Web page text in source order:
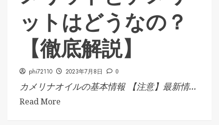
ットはどうなの？
【徹底解説】
phi72110 2023年7月8日 0
カメリナオイルの基本情報 【注意】最新情...
Read More